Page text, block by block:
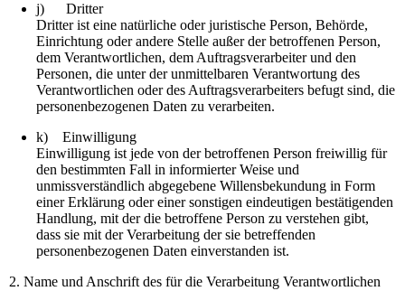
j) Dritter
Dritter ist eine natürliche oder juristische Person, Behörde,
Einrichtung oder andere Stelle außer der betroffenen Person,
dem Verantwortlichen, dem Auftragsverarbeiter und den
Personen, die unter der unmittelbaren Verantwortung des
Verantwortlichen oder des Auftragsverarbeiters befugt sind, die
personenbezogenen Daten zu verarbeiten.
k) Einwilligung
Einwilligung ist jede von der betroffenen Person freiwillig für
den bestimmten Fall in informierter Weise und
unmissverständlich abgegebene Willensbekundung in Form
einer Erklärung oder einer sonstigen eindeutigen bestätigenden
Handlung, mit der die betroffene Person zu verstehen gibt,
dass sie mit der Verarbeitung der sie betreffenden
personenbezogenen Daten einverstanden ist.
2. Name und Anschrift des für die Verarbeitung Verantwortlichen